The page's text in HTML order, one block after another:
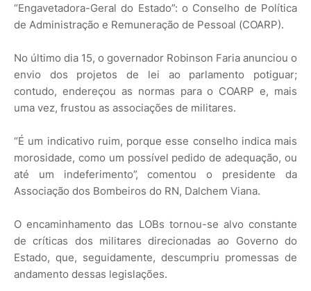
“Engavetadora-Geral do Estado”: o Conselho de Política
de Administração e Remuneração de Pessoal (COARP).
No último dia 15, o governador Robinson Faria anunciou o
envio dos projetos de lei ao parlamento potiguar;
contudo, endereçou as normas para o COARP e, mais
uma vez, frustou as associações de militares.
“É um indicativo ruim, porque esse conselho indica mais
morosidade, como um possível pedido de adequação, ou
até um indeferimento”, comentou o presidente da
Associação dos Bombeiros do RN, Dalchem Viana.
O encaminhamento das LOBs tornou-se alvo constante
de críticas dos militares direcionadas ao Governo do
Estado, que, seguidamente, descumpriu promessas de
andamento dessas legislações.